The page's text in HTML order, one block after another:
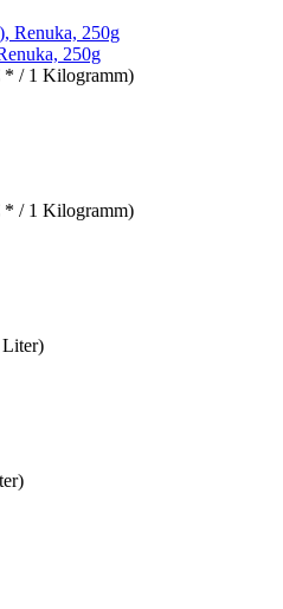
250g
* / 1 Kilogramm)
* / 1 Kilogramm)